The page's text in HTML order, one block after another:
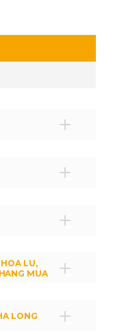
LU,
MUA
LONG